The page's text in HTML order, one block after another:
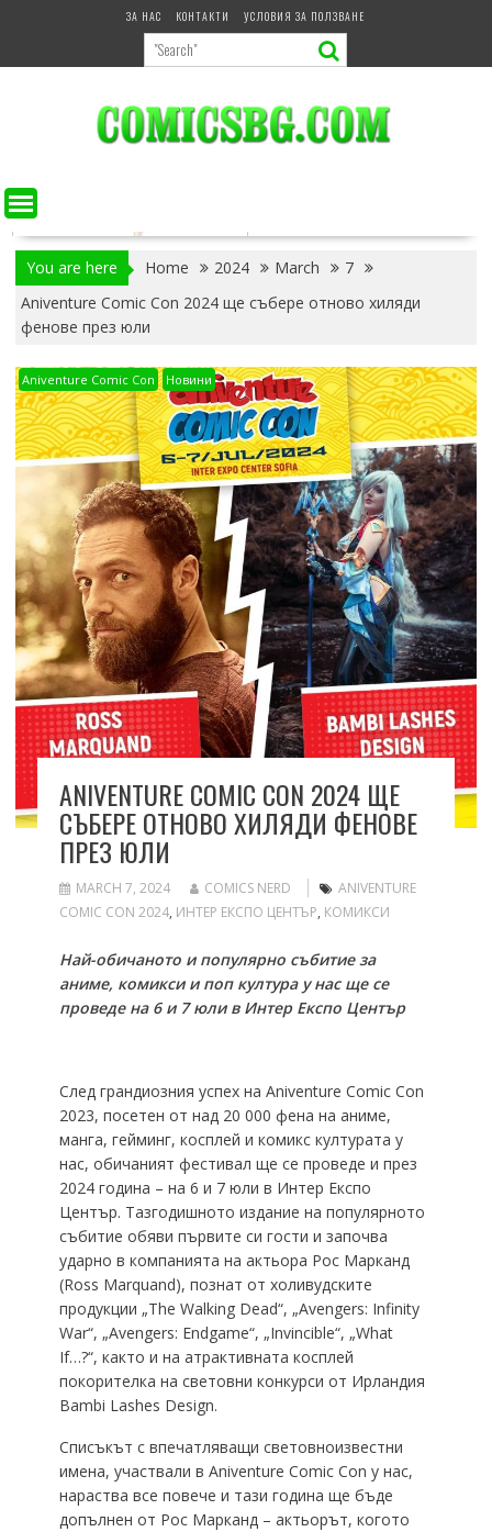
ЗА НАС КОНТАКТИ УСЛОВИЯ ЗА ПОЛЗВАНЕ
You are here Home 2024 March
7
Aniventure Comic Con 2024 ще събере отново хиляди
фенове през юли
Aniventure Comic Con Новини
ANIVENTURE COMIC CON 2024 ЩЕ
СЪБЕРЕ ОТНОВО ХИЛЯДИ ФЕНОВЕ
ПРЕЗ ЮЛИ
MARCH 7, 2024 COMICS NERD
ANIVENTURE
COMIC CON 2024, ИНТЕР ЕКСПО ЦЕНТЪР, КОМИКСИ
Най-обичаното и популярно събитие за
аниме, комикси и поп култура у нас ще се
проведе на 6 и 7 юли в Интер Експо Център
След грандиозния успех на Aniventure Comic Con
2023, посетен от над 20 000 фена на аниме,
манга, гейминг, косплей и комикс културата у
нас, обичаният фестивал ще се проведе и през
2024 година – на 6 и 7 юли в Интер Експо
Център. Тазгодишното издание на популярното
събитие обяви първите си гости и започва
ударно в компанията на актьора Рос Марканд
(Ross Marquand), познат от холивудските
продукции „The Walking Dead“, „Avengers: Infinity
War“, „Avengers: Endgame“, „Invincible“, „What
If…?“, както и на атрактивната косплей
покорителка на световни конкурси от Ирландия
Bambi Lashes Design.
Списъкът с впечатляващи световноизвестни
имена, участвали в Aniventure Comic Con у нас,
нараства все повече и тази година ще бъде
допълнен от Рос Марканд – актьорът, когото